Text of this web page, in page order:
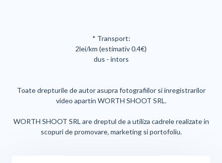
* Transport:
2lei/km (estimativ 0.4€)
dus - intors
Toate drepturile de autor asupra fotografiilor si inregistrarilor
video apartin WORTH SHOOT SRL.
WORTH SHOOT SRL are dreptul de a utiliza cadrele realizate in
scopuri de promovare, marketing si portofoliu.